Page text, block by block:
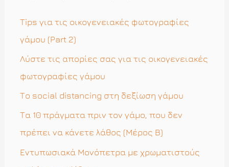
η
σ
η
γ
Tips για τις οικογενειακές φωτογραφίες
γάμου (Part 2)
Λύστε τις απορίες σας για τις οικογενειακές
φωτογραφίες γάμου
Το social distancing στη δεξίωση γάμου
Τα 10 πράγματα πριν τον γάμο, που δεν
πρέπει να κάνετε λάθος (Μέρος Β)
Εντυπωσιακά Μονόπετρα με χρωματιστούς